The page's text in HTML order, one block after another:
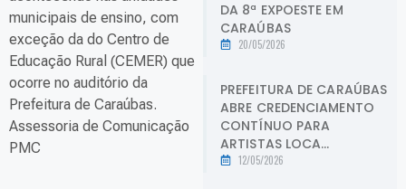
municipais de ensino, com
exceção da do Centro de
Educação Rural (CEMER) que
ocorre no auditório da
Prefeitura de Caraúbas.
Assessoria de Comunicação
PMC
DA 8ª EXPOESTE EM
CARAÚBAS
20/05/2026
PREFEITURA DE CARAÚBAS
ABRE CREDENCIAMENTO
CONTÍNUO PARA
ARTISTAS LOCA...
12/05/2026